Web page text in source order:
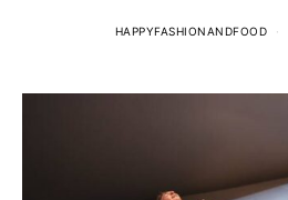
HAPPYFASHIONANDFOOD